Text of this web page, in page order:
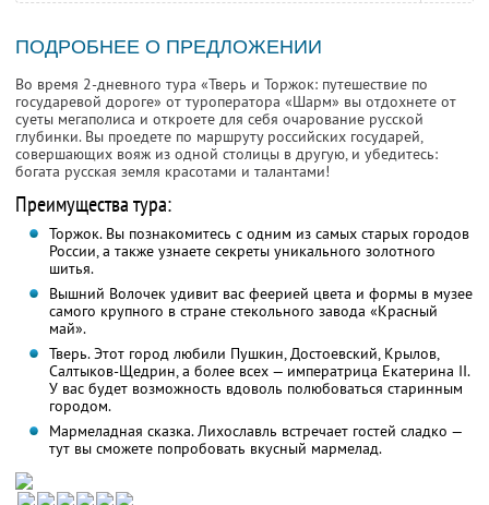
ПОДРОБНЕЕ О ПРЕДЛОЖЕНИИ
Во время 2-дневного тура «Тверь и Торжок: путешествие по
государевой дороге» от туроператора «Шарм» вы отдохнете от
суеты мегаполиса и откроете для себя очарование русской
глубинки. Вы проедете по маршруту российских государей,
совершающих вояж из одной столицы в другую, и убедитесь:
богата русская земля красотами и талантами!
Преимущества тура:
Торжок. Вы познакомитесь с одним из самых старых городов
России, а также узнаете секреты уникального золотного
шитья.
Вышний Волочек удивит вас феерией цвета и формы в музее
самого крупного в стране стекольного завода «Красный
май».
Тверь. Этот город любили Пушкин, Достоевский, Крылов,
Салтыков-Щедрин, а более всех — императрица Екатерина II.
У вас будет возможность вдоволь полюбоваться старинным
городом.
Мармеладная сказка. Лихославль встречает гостей сладко —
тут вы сможете попробовать вкусный мармелад.